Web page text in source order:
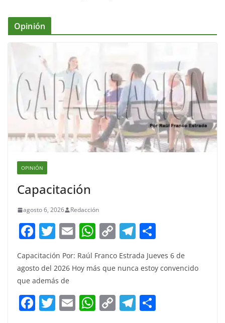
Opinión
OPINIÓN
Capacitación
agosto 6, 2026 Redacción
F
a
c
e
b
o
T
itt
er
E
m
ai
W
at
A
p
C
p
Li
n
T
el
e
a
m
ar
e
Capacitación Por: Raúl Franco Estrada Jueves 6 de
agosto del 2026 Hoy más que nunca estoy convencido
que además de
F T E W C T